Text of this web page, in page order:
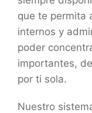
que te permita
internos y
poder
importantes,
por ti sola.
Nuestro